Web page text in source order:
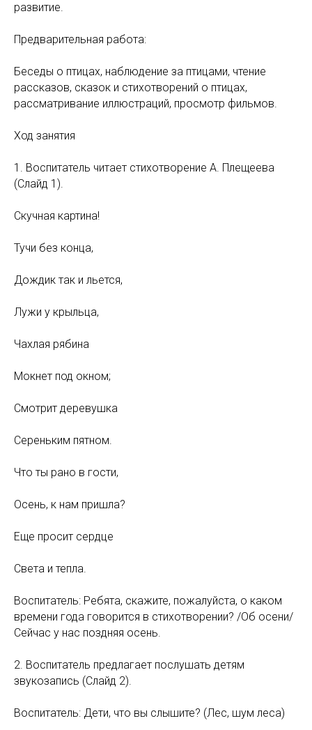
развитие.
Предварительная работа:
Беседы о птицах, наблюдение за птицами, чтение
рассказов, сказок и стихотворений о птицах,
рассматривание иллюстраций, просмотр фильмов.
Ход занятия
1. Воспитатель читает стихотворение А. Плещеева
(Слайд 1).
Скучная картина!
Тучи без конца,
Дождик так и льется,
Лужи у крыльца,
Чахлая рябина
Мокнет под окном;
Смотрит деревушка
Сереньким пятном.
Что ты рано в гости,
Осень, к нам пришла?
Еще просит сердце
Света и тепла.
Воспитатель: Ребята, скажите, пожалуйста, о каком
времени года говорится в стихотворении? /Об осени/
Сейчас у нас поздняя осень.
2. Воспитатель предлагает послушать детям
звукозапись (Слайд 2).
Воспитатель: Дети, что вы слышите? (Лес, шум леса)